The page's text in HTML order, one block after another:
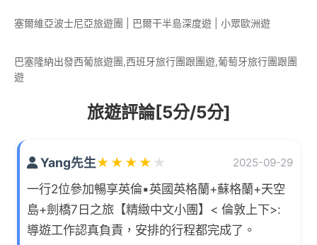
塞爾維亞波士尼亞旅遊團 | 巴爾干半島深度遊 | 小眾歐洲遊
巴塞隆納出發西葡旅遊團,西班牙旅行團跟團遊,葡萄牙旅行團跟團
遊
旅遊評論[5分/5分]
Yang先生★ ★ ★ ★ ★ 2025-09-29
一行2位參加暢享英倫▪英國英格蘭+蘇格蘭+天空
島+劍橋7日之旅【精緻中文小團】< 倫敦上下>:
導遊工作認真負責，安排的行程都完成了。